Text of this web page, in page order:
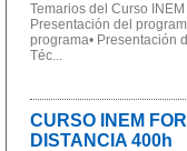
Temarios del Curso
Presentación del
programa• Presentación
Téc...
CURSO INEM
DISTANCIA 400h